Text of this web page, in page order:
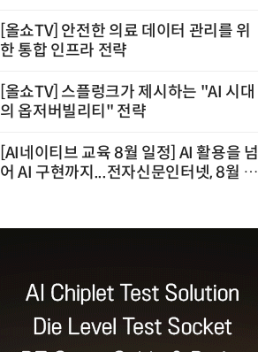
[올쇼TV] 안전한 의료 데이터 관리를 위
한 통합 인프라 전략
[올쇼TV] 스플렁크가 제시하는 "AI 시대
의 옵저버빌리티" 전략
[AI네이티브 교육 8월 일정] AI 활용을 넘
어 AI 구현까지...전자신문인터넷, 8월 실